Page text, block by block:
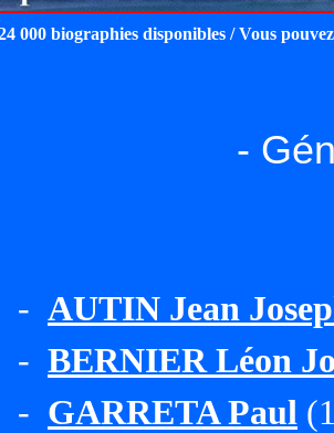
000 biographies disponibles / Vous
-
- AUTIN Jean
- BERNIER Léon
- GARRETA Paul